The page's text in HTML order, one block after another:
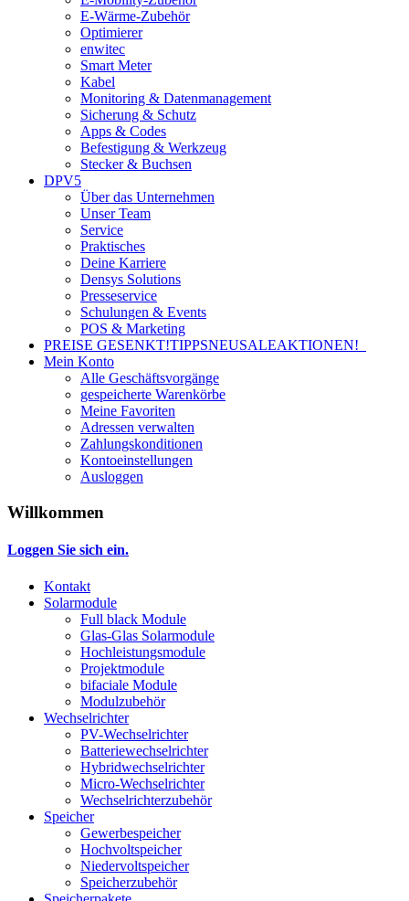
E-Wärme-Zubehör
Optimierer
enwitec
Smart Meter
Kabel
Monitoring & Datenmanagement
Sicherung & Schutz
Apps & Codes
Befestigung & Werkzeug
Stecker & Buchsen
DPV5
Über das Unternehmen
Unser Team
Service
Praktisches
Deine Karriere
Densys Solutions
Presseservice
Schulungen & Events
POS & Marketing
PREISE GESENKT!TIPPSNEUSALEAKTIONEN!
Mein Konto
Alle Geschäftsvorgänge
gespeicherte Warenkörbe
Meine Favoriten
Adressen verwalten
Zahlungskonditionen
Kontoeinstellungen
Ausloggen
Willkommen
Loggen Sie sich ein.
Kontakt
Solarmodule
Full black Module
Glas-Glas Solarmodule
Hochleistungsmodule
Projektmodule
bifaciale Module
Modulzubehör
Wechselrichter
PV-Wechselrichter
Batteriewechselrichter
Hybridwechselrichter
Micro-Wechselrichter
Wechselrichterzubehör
Speicher
Gewerbespeicher
Hochvoltspeicher
Niedervoltspeicher
Speicherzubehör